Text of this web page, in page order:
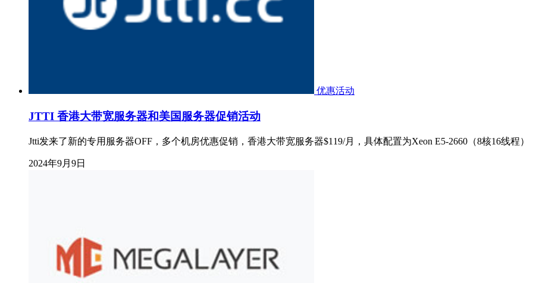
优惠活动
JTTI 香港大带宽服务器和美国服务器促销活动
Jtti发来了新的专用服务器OFF，多个机房优惠促销，香港大带宽服务器$119/月，具体配置为Xeon E5-2660（8核16线程
2024年9月9日